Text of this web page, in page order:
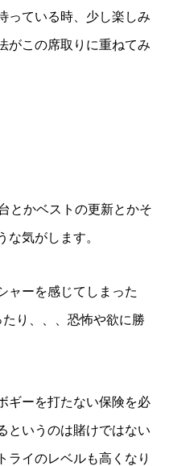
っている時、少し楽しみ
がこの席取りに重ねてみ
とかベストの更新とかそ
な気がします。
ャーを感じてしまった
り、、、恐怖や欲に勝
ギーを打たない保険を必
というのは賭けではない
ライのレベルも高くなり